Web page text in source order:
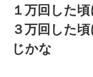
１万回した
３万回した
じかな